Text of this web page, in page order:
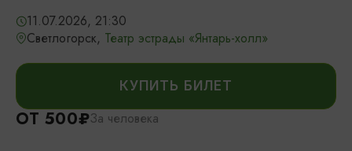
11.07.2026, 21:30
Светлогорск, Театр эстрады «Янтарь-холл»
КУПИТЬ БИЛЕТ
ОТ 500₽За человека